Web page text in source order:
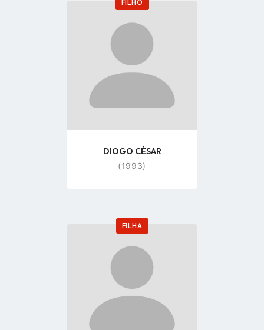
FILHO
Go
profile
page
DIOGO CÉSAR
(1993)
FILHA
Go
profile
page